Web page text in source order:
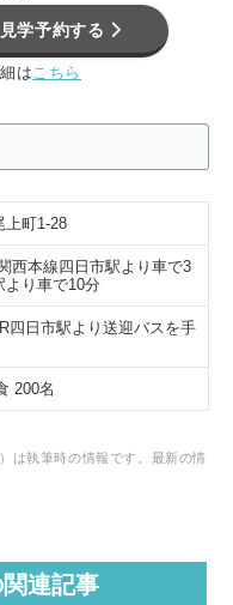
学予約する
は こちら
上町1-28
西本線四日市駅より車で3
より車で10分
四日市駅より送迎バスを手
200名
は執筆時の情報です。最新の情
連記事